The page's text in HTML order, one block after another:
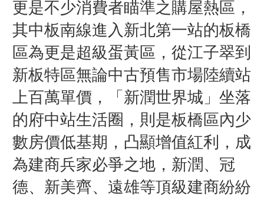
更是不少消費者瞄準之購屋熱區，
其中板南線進入新北第一站的板橋
區為更是超級蛋黃區，從江子翠到
新板特區無論中古預售市場陸續站
上百萬單價，「新潤世界城」坐落
的府中站生活圈，則是板橋區內少
數房價低基期，凸顯增值紅利，成
為建商兵家必爭之地，新潤、冠
德、新美齊、遠雄等頂級建商紛紛